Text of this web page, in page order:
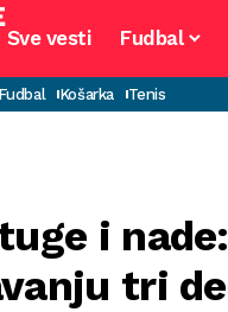
Sve vesti Fudbal
Košarka Tenis
i
tri